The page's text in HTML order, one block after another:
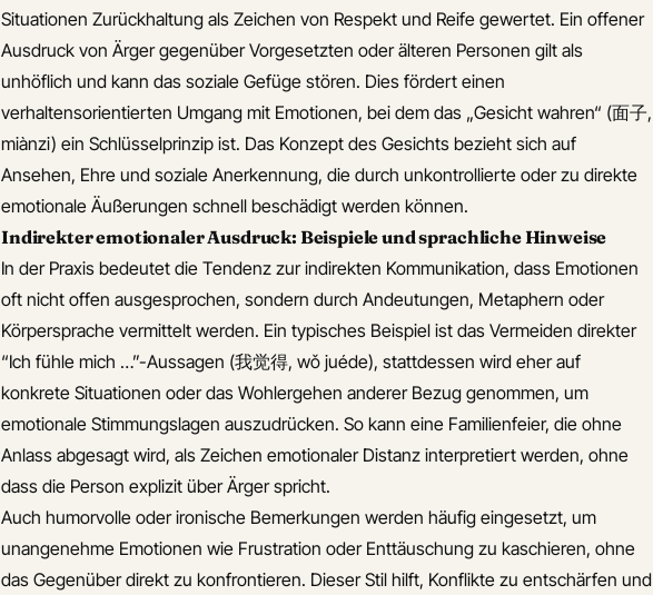
Situationen Zurückhaltung als Zeichen von Respekt und Reife gewertet. Ein offener
Ausdruck von Ärger gegenüber Vorgesetzten oder älteren Personen gilt als
unhöflich und kann das soziale Gefüge stören. Dies fördert einen
verhaltensorientierten Umgang mit Emotionen, bei dem das „Gesicht wahren“ (面子,
miànzi) ein Schlüsselprinzip ist. Das Konzept des Gesichts bezieht sich auf
Ansehen, Ehre und soziale Anerkennung, die durch unkontrollierte oder zu direkte
emotionale Äußerungen schnell beschädigt werden können.
Indirekter emotionaler Ausdruck: Beispiele und sprachliche Hinweise
In der Praxis bedeutet die Tendenz zur indirekten Kommunikation, dass Emotionen
oft nicht offen ausgesprochen, sondern durch Andeutungen, Metaphern oder
Körpersprache vermittelt werden. Ein typisches Beispiel ist das Vermeiden direkter
“Ich fühle mich …”-Aussagen (我觉得, wǒ juéde), stattdessen wird eher auf
konkrete Situationen oder das Wohlergehen anderer Bezug genommen, um
emotionale Stimmungslagen auszudrücken. So kann eine Familienfeier, die ohne
Anlass abgesagt wird, als Zeichen emotionaler Distanz interpretiert werden, ohne
dass die Person explizit über Ärger spricht.
Auch humorvolle oder ironische Bemerkungen werden häufig eingesetzt, um
unangenehme Emotionen wie Frustration oder Enttäuschung zu kaschieren, ohne
das Gegenüber direkt zu konfrontieren. Dieser Stil hilft, Konflikte zu entschärfen und